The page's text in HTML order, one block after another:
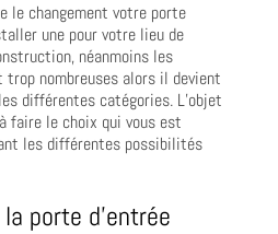
le changement votre porte
une pour votre lieu de
néanmoins les
trop nombreuses alors il devient
différentes catégories. L’objet
faire le choix qui vous est
les différentes possibilités
porte d’entrée